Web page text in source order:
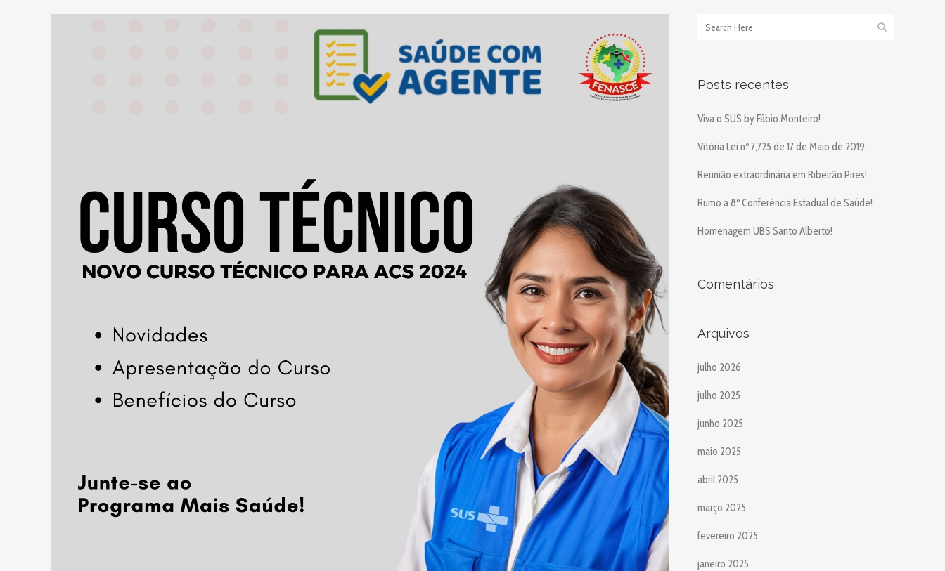
Posts recentes
Viva o SUS by Fábio Monteiro!
Vitória Lei nº 7,725 de 17 de Maio de 2019.
Reunião extraordinária em Ribeirão Pires!
Rumo a 8º Conferência Estadual de Saúde!
Homenagem UBS Santo Alberto!
Comentários
Arquivos
julho 2026
julho 2025
junho 2025
maio 2025
abril 2025
março 2025
fevereiro 2025
janeiro 2025